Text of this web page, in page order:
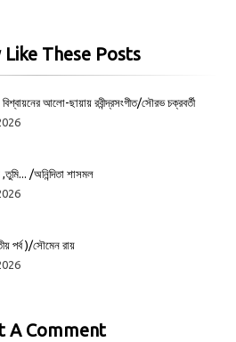
Like These Posts
বিশ্বায়নের আলো-ছায়ায় রবীন্দ্রসংগীত/সৌরভ চক্রবর্তী
,তুমি... /অনিন্দিতা শাসমল
পর্ব )/সৌমেন রায়
A Comment